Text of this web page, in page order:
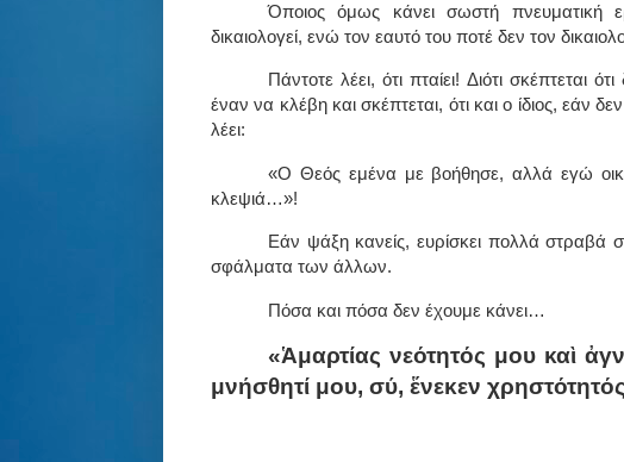
Όποιος όμως κάνει σωστή πνευματική
δικαιολογεί, ενώ τον εαυτό του ποτέ δεν τον
Πάντοτε λέει, ότι πταίει! Διότι σκέπτεται
έναν να κλέβη και σκέπτεται, ότι και ο ίδιος, εάν
λέει:
«Ο Θεός εμένα με βοήθησε, αλλά εγώ
κλεψιά…»!
Εάν ψάξη κανείς, ευρίσκει πολλά στραβά
σφάλματα των άλλων.
Πόσα και πόσα δεν έχουμε κάνει…
«Ἁμαρτίας νεότητός μου καὶ
μνήσθητί μου, σύ, ἕνεκεν